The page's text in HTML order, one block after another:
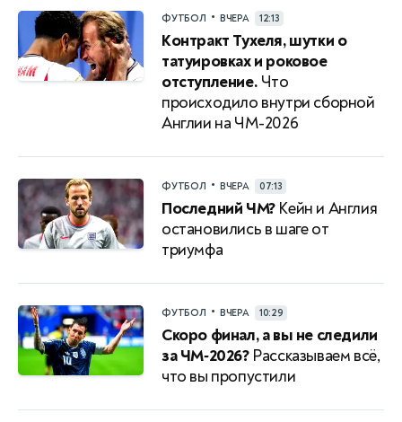
ФУТБОЛ • ВЧЕРА 12:13
Контракт Тухеля, шутки о
татуировках и роковое
отступление. Что
происходило внутри сборной
Англии на ЧМ-2026
ФУТБОЛ • ВЧЕРА 07:13
Последний ЧМ?Кейн и Англия
остановились в шаге от
триумфа
ФУТБОЛ • ВЧЕРА 10:29
Скоро финал, а вы не следили
за ЧМ‑2026?Рассказываем всё,
что вы пропустили